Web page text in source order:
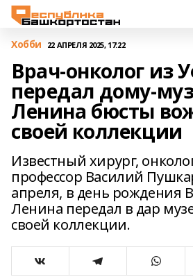
Хобби 22 АПРЕЛЯ 2025, 17:22
Врач-онколог из
передал дому-
Ленина бюсты
своей коллекции
Известный хирург,
профессор Василий
апреля, в день рождения
Ленина передал в дар
своей коллекции.